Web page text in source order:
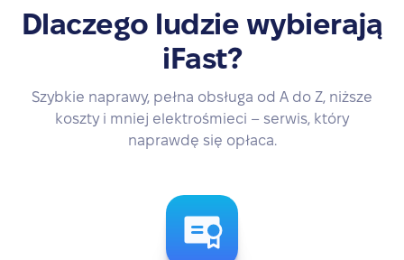
Dlaczego ludzie wybierają
iFast?
Szybkie naprawy, pełna obsługa od A do Z, niższe
koszty i mniej elektrośmieci – serwis, który
naprawdę się opłaca.